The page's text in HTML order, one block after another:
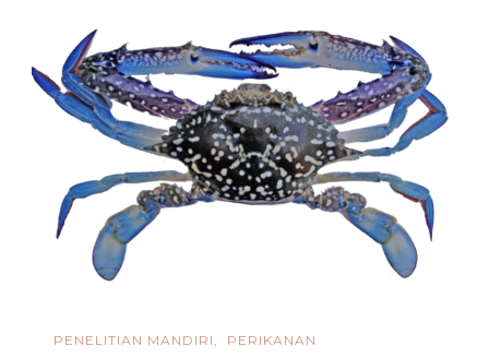
PENELITIAN MANDIRI PERIKANAN